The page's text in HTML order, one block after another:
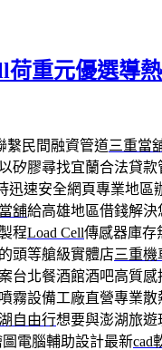
重元優選導
繫民間融資管道三重當
矽膠尋找宜蘭合法貸款
迅速安全網頁專業地區
舖給高雄地區借錢解
程Load Cell傳感器庫存
頭等艙級實體店三重機
台北餐酒館酒吧高質感
霧設備工廠直營專業
自由行想要與澎湖旅
電腦輔助設計最新cad